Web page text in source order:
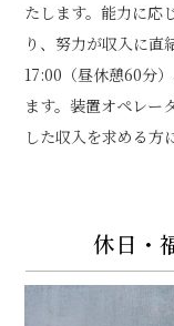
たします。能力に応
り、努力が収入に直
17:00（昼休憩60分
ます。装置オペレー
した収入を求める方
休日・